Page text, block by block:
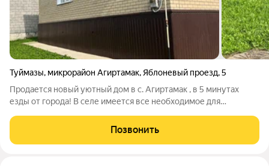
Туймазы, микрорайон Агиртамак, Яблоневый проезд,5
Продается новый уютный дом в с. Агиртамак , в 5 минутах
езды от города! В селе имеется все необходимое для
магазины, мечеть. Дом полностью готов к проживанию! Три
отдельных комнаты, просторная кухня.
Позвонить